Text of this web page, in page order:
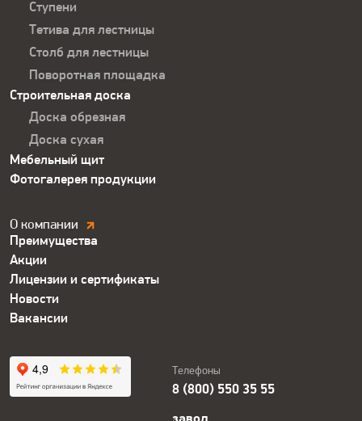
Ступени
Тетива для лестницы
Столб для лестницы
Поворотная площадка
Строительная доска
Доска обрезная
Доска сухая
Мебельный щит
Фотогалерея продукции
Компания.
Футер
О компании
Преимущества
Акции
Лицензии и сертификаты
Новости
Вакансии
Телефоны
8 (800) 550 35 55